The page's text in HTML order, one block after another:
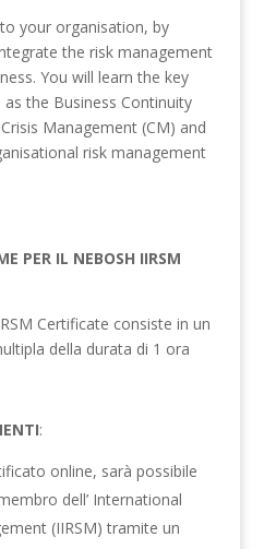
your organisation, by
the risk management
You will learn the key
the Business Continuity
Management (CM) and
risk management
PER IL NEBOSH IIRSM
Certificate consiste in un
della durata di 1 ora
:
online, sarà possibile
dell’ International
(IIRSM) tramite un